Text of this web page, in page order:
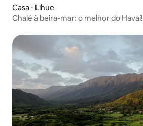
Casa ⋅ Lihue
Chalé à beira-mar: o melhor do Havaí!